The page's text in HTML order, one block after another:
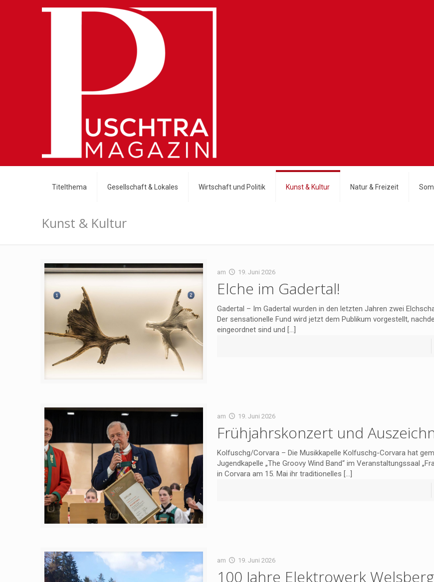
Titelthema Gesellschaft & Lokales Wirtschaft und Politik Kunst & Kultur Natur & Freizeit
Kunst & Kultur
am 19. Juni 2026
Elche im Gadertal!
Gadertal – Im Gadertal wurden in den letzten Jahren zwei
Der sensationelle Fund wird jetzt dem Publikum vorgestellt,
eingeordnet sind und […]
am 19. Juni 2026
Frühjahrskonzert und
Kolfuschg/Corvara – Die Musikkapelle Kolfuschg-Corvara hat
Jugendkapelle „The Groovy Wind Band“ im Veranstaltungssaal
in Corvara am 15. Mai ihr traditionelles […]
am 19. Juni 2026
100 Jahre Elektrowerk Welsberg